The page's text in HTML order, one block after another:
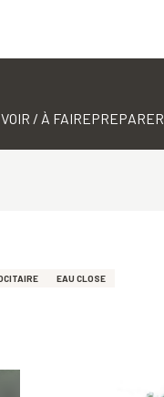
/ À FAIREPREPARER
EAU CLOSE